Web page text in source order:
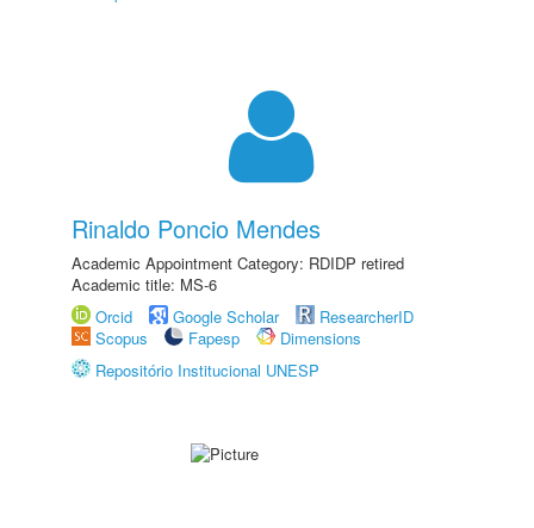
Rinaldo Poncio Mendes
Academic Appointment Category: RDIDP retired
Academic title: MS-6
Orcid
Google Scholar
ResearcherID
Scopus
Fapesp
Dimensions
Repositório Institucional UNESP